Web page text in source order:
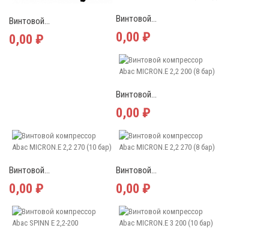
Винтовой...
0,00 ₽
Винтовой...
0,00 ₽
Винтовой...
0,00 ₽
Винтовой...
0,00 ₽
Винтовой...
0,00 ₽